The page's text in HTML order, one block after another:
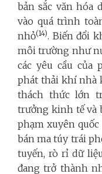
bản sắc văn hóa
vào quá trình
nhỏ(14). Biến đổi
môi trường như
các yêu cầu của
phát thải khí nhà
thách thức lớn
trưởng kinh tế và
phạm xuyên
bán ma túy trái
tuyến, rò rỉ dữ
đang trở thành